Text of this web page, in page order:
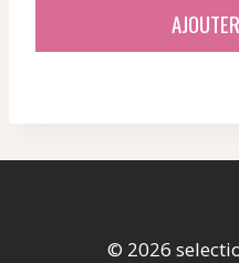
est :
© 2026